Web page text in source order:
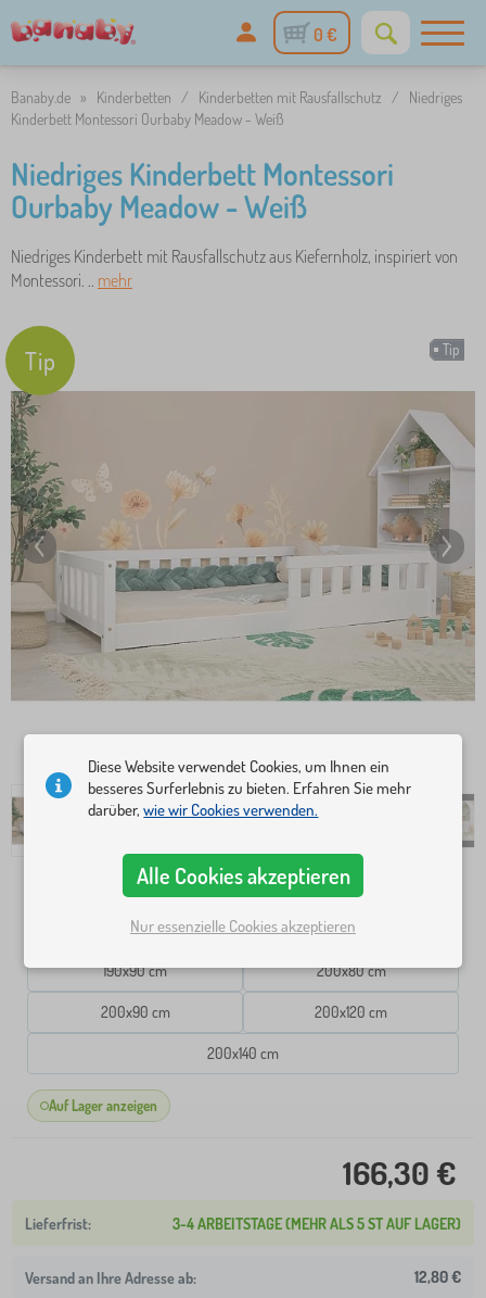
0 €
Banaby.de » Kinderbetten / Kinderbetten mit Rausfallschutz /
Niedriges
Kinderbett Montessori Ourbaby Meadow - Weiß
Niedriges Kinderbett Montessori
Ourbaby Meadow - Weiß
Niedriges Kinderbett mit Rausfallschutz aus Kiefernholz, inspiriert von
Montessori. .. mehr
Tip
Tip
160x80 cm 180x80 cm
190x90 cm 200x80 cm
200x90 cm 200x120 cm
200x140 cm
Auf Lager anzeigen
166,30 €
3-4 ARBEITSTAGE (MEHR ALS 5 ST AUF LAGER)
Versand an Ihre Adresse ab: 12,80 €
Diese Website verwendet Cookies, um Ihnen ein
besseres Surferlebnis zu bieten. Erfahren Sie mehr
darüber,wie wir Cookies verwenden.
Alle Cookies akzeptieren
Nur essenzielle Cookies akzeptieren